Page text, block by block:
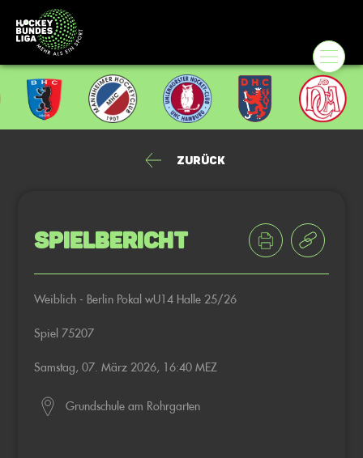
Zurück
Spielbericht
Weiblich - Berlin Pokal wU14 Halle 25/26
Spiel 75207
Samstag, 07. März 2026, 16:40 MEZ
Grundschule am Rohrgarten